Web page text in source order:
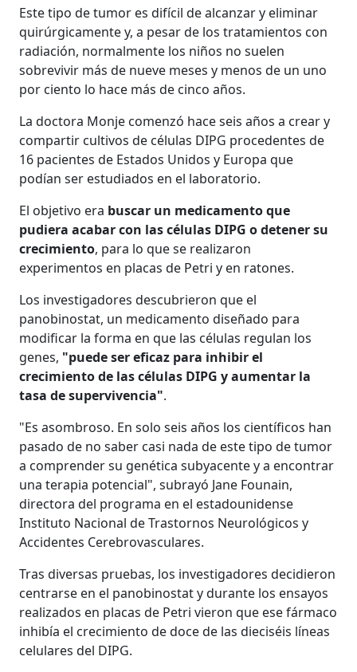
Este tipo de tumor es difícil de alcanzar y eliminar
quirúrgicamente y, a pesar de los tratamientos con
radiación, normalmente los niños no suelen
sobrevivir más de nueve meses y menos de un uno
por ciento lo hace más de cinco años.
La doctora Monje comenzó hace seis años a crear y
compartir cultivos de células DIPG procedentes de
16 pacientes de Estados Unidos y Europa que
podían ser estudiados en el laboratorio.
El objetivo era buscar un medicamento que
pudiera acabar con las células DIPG o detener su
crecimiento, para lo que se realizaron
experimentos en placas de Petri y en ratones.
Los investigadores descubrieron que el
panobinostat, un medicamento diseñado para
modificar la forma en que las células regulan los
genes, "puede ser eficaz para inhibir el
crecimiento de las células DIPG y aumentar la
tasa de supervivencia".
"Es asombroso. En solo seis años los científicos han
pasado de no saber casi nada de este tipo de tumor
a comprender su genética subyacente y a encontrar
una terapia potencial", subrayó Jane Founain,
directora del programa en el estadounidense
Instituto Nacional de Trastornos Neurológicos y
Accidentes Cerebrovasculares.
Tras diversas pruebas, los investigadores decidieron
centrarse en el panobinostat y durante los ensayos
realizados en placas de Petri vieron que ese fármaco
inhibía el crecimiento de doce de las dieciséis líneas
celulares del DIPG.